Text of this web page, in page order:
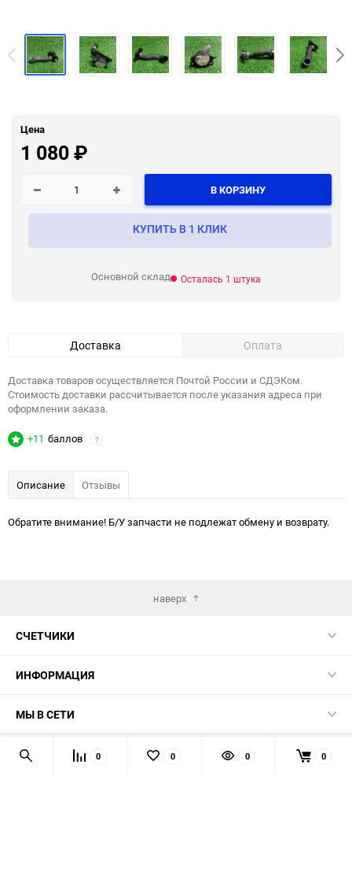
Цена
1 080₽
В КОРЗИНУ
КУПИТЬ В 1 КЛИК
Основной склад Осталась 1 штука
Доставка Оплата
Доставка товаров осуществляется Почтой России и СДЭКом.
Стоимость доставки рассчитывается после указания адреса при
оформлении заказа.
+11 баллов ?
Описание Отзывы
Обратите внимание! Б/У запчасти не подлежат обмену и возврату.
наверх
СЧЕТЧИКИ
ИНФОРМАЦИЯ
МЫ В СЕТИ
КОНТАКТЫ 0 0 0 0